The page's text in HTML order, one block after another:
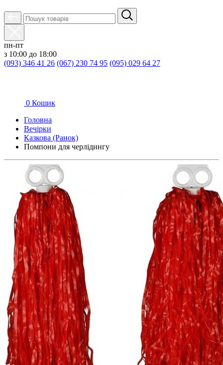
пн-пт
з 10:00 до 18:00
(093) 346 41 26 (067) 230 74 95 (095) 029 64 27
0 Кошик
Головна
Вечірки
Казкова (Ранок)
Помпони для черлідингу